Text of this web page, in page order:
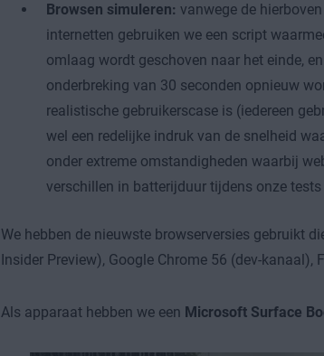
Browsen simuleren: vanwege de
internetten gebruiken we een script
omlaag wordt geschoven naar het einde,
onderbreking van 30 seconden opnieuw
realistische gebruikerscase is (iedereen
wel een redelijke indruk van de snelheid
onder extreme omstandigheden waarbij
verschillen in batterijduur tijdens onze
We hebben de nieuwste browserversies gebruikt
Insider Preview), Google Chrome 56 (dev-kanaal),
Als apparaat hebben we een Microsoft Surface